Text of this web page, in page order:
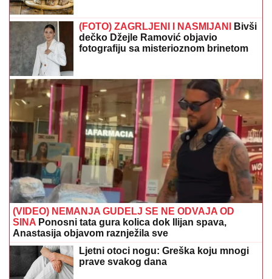
(FOTO) ZAGRLJENI I NASMIJANI
Bivši
dečko Džejle Ramović objavio
fotografiju sa misterioznom brinetom
(VIDEO) NEMANJA GUDELJ SE NE ODVAJA OD
SINA Ponosni tata gura kolica dok Ilijan spava,
Anastasija objavom raznježila sve
Ljetni otoci nogu: Greška koju mnogi
prave svakog dana